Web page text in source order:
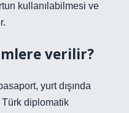
kullanılabilmesi ve
verilir?
yurt dışında
Türk diplomatik